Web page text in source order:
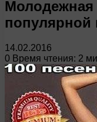
Молодежная
популярной
14.02.2016
0 Время чтения: 2